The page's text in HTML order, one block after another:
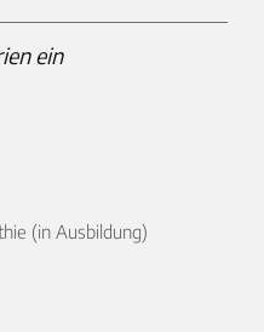
ein
(in Ausbildung)